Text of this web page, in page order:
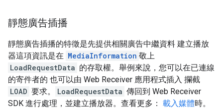
靜態廣告插播
靜態廣告插播的特徵是先提供相關廣告中繼資料 建立播放
器這項資訊是在 MediaInformation 敬上
LoadRequestData 的存取權。舉例來說，您可以在已連線
的寄件者的 也可以由 Web Receiver 應用程式插入 攔截
LOAD 要求。 LoadRequestData 傳回到 Web Receiver
SDK 進行處理，並建立播放器。查看更多： 載入媒體時。